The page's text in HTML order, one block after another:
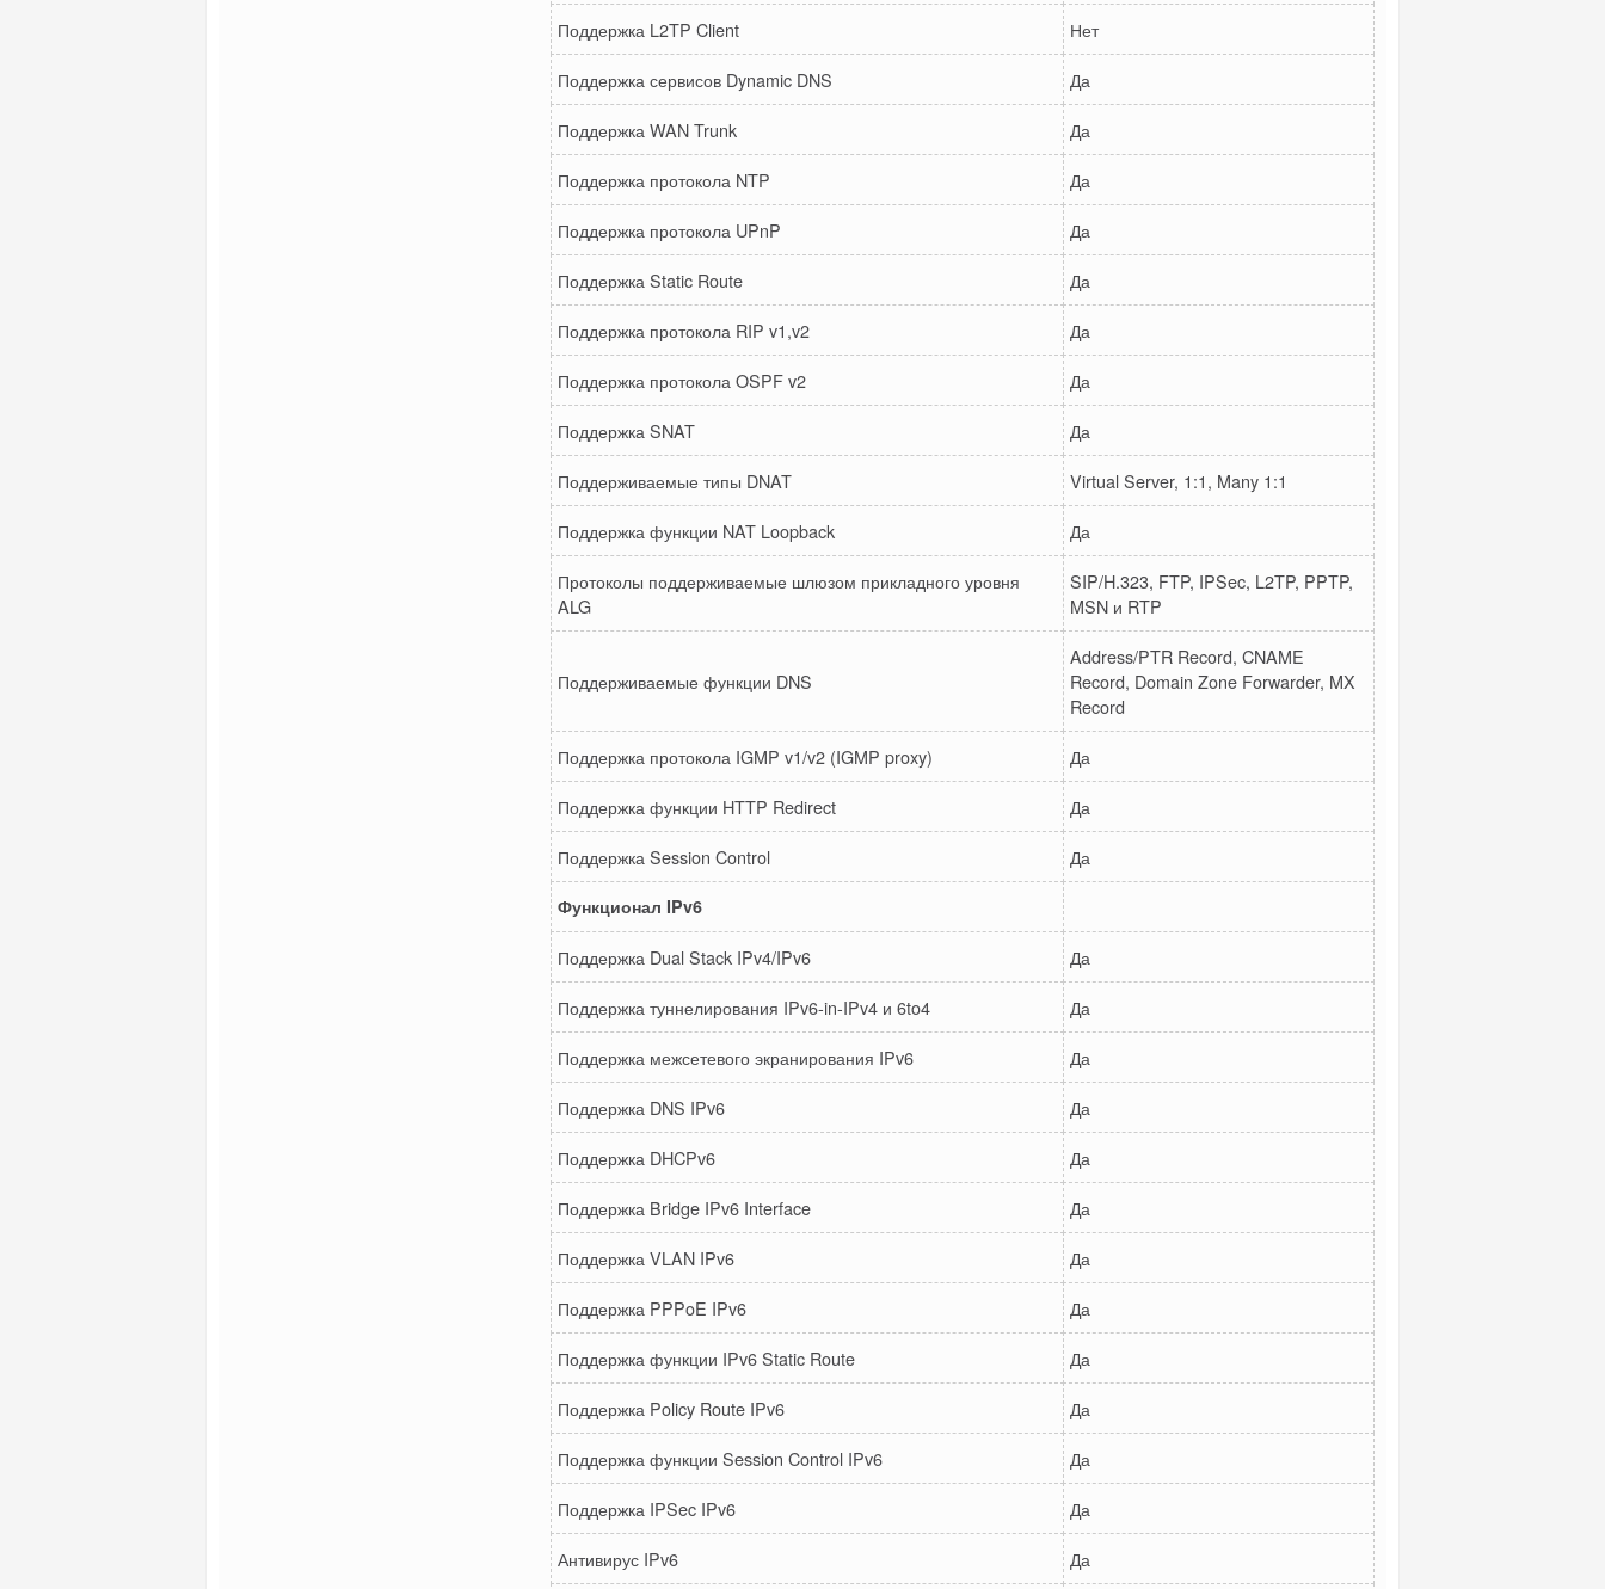
Поддержка L2TP Client
Нет
Поддержка сервисов Dynamic DNS
Да
Поддержка WAN Trunk
Да
Поддержка протокола NTP
Да
Поддержка протокола UPnP
Да
Поддержка Static Route
Да
Поддержка протокола RIP v1,v2
Да
Поддержка протокола OSPF v2
Да
Поддержка SNAT
Да
Поддерживаемые типы DNAT
Virtual Server, 1:1, Many 1:1
Поддержка функции NAT Loopback
Да
Протоколы поддерживаемые шлюзом прикладного уровня
ALG
SIP/H.323, FTP, IPSec, L2TP, PPTP,
MSN и RTP
Поддерживаемые функции DNS
Address/PTR Record, CNAME
Record, Domain Zone Forwarder, MX
Record
Поддержка протокола IGMP v1/v2 (IGMP proxy)
Да
Поддержка функции HTTP Redirect
Да
Поддержка Session Control
Да
Функционал IPv6
Поддержка Dual Stack IPv4/IPv6
Да
Поддержка туннелирования IPv6-in-IPv4 и 6to4
Да
Поддержка межсетевого экранирования IPv6
Да
Поддержка DNS IPv6
Да
Поддержка DHCPv6
Да
Поддержка Bridge IPv6 Interface
Да
Поддержка VLAN IPv6
Да
Поддержка PPPoE IPv6
Да
Поддержка функции IPv6 Static Route
Да
Поддержка Policy Route IPv6
Да
Поддержка функции Session Control IPv6
Да
Поддержка IPSec IPv6
Да
Антивирус IPv6
Да